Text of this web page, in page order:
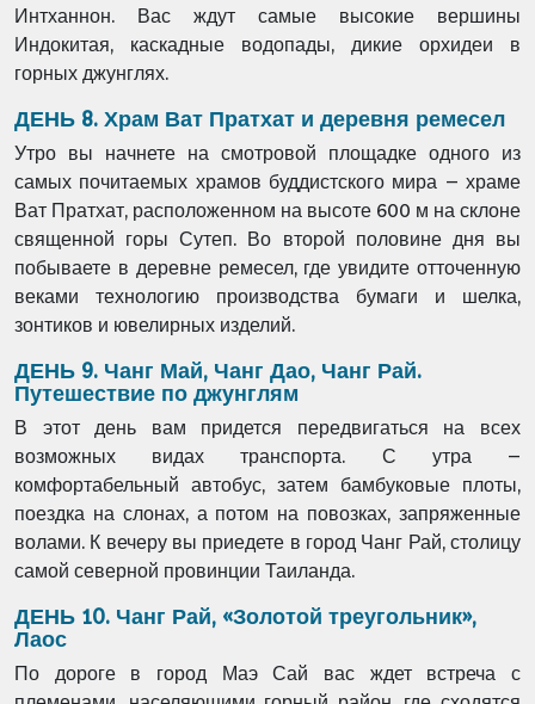
Интханнон. Вас ждут самые высокие вершины
Индокитая, каскадные водопады, дикие орхидеи в
горных джунглях.
ДЕНЬ 8. Храм Ват Пратхат и деревня ремесел
Утро вы начнете на смотровой площадке одного из
самых почитаемых храмов буддистского мира – храме
Ват Пратхат, расположенном на высоте 600 м на склоне
священной горы Сутеп. Во второй половине дня вы
побываете в деревне ремесел, где увидите отточенную
веками технологию производства бумаги и шелка,
зонтиков и ювелирных изделий.
ДЕНЬ 9. Чанг Май, Чанг Дао, Чанг Рай.
Путешествие по джунглям
В этот день вам придется передвигаться на всех
возможных видахтранспорта. С утра –
комфортабельный автобус, затем бамбуковые плоты,
поездка на слонах, а потом на повозках, запряженные
волами. К вечеру вы приедете в город Чанг Рай, столицу
самой северной провинции Таиланда.
ДЕНЬ 10. Чанг Рай, «Золотой треугольник»,
Лаос
По дороге в город Маэ Сай вас ждет встреча с